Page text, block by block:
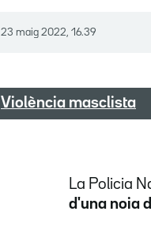
23 maig 2022, 16.39
Violència masclista
La Policia
d'una noia